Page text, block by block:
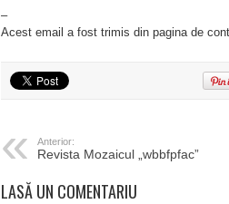
–
Acest email a fost trimis din pagina de
Anterior:
Revista Mozaicul „wbbfpfac”
LASĂ UN COMENTARIU